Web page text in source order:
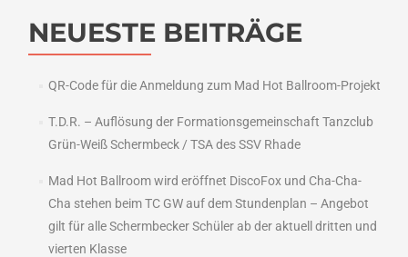
NEUESTE BEITRÄGE
QR-Code für die Anmeldung zum Mad Hot Ballroom-Projekt
T.D.R. – Auflösung der Formationsgemeinschaft Tanzclub
Grün-Weiß Schermbeck / TSA des SSV Rhade
Mad Hot Ballroom wird eröffnet DiscoFox und Cha-Cha-
Cha stehen beim TC GW auf dem Stundenplan – Angebot
gilt für alle Schermbecker Schüler ab der aktuell dritten und
vierten Klasse